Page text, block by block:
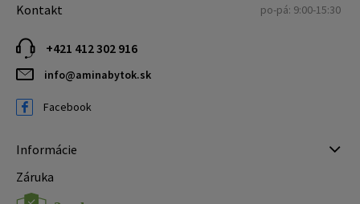
Kontakt po-pá: 9:00-15:30
+421 412 302 916
info@aminabytok.sk
Facebook
Informácie
Záruka